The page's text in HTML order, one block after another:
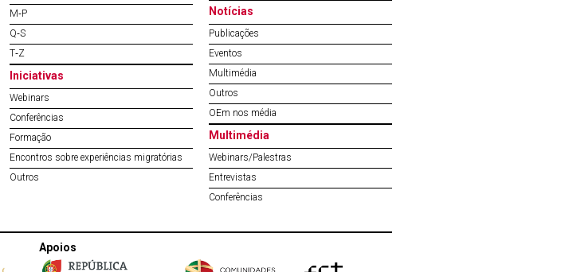
M‐P
Q‐S
T‐Z
Iniciativas
Webinars
Conferências
Formação
Encontros sobre experiências migratórias
Outros
Notícias
Publicações
Eventos
Multimédia
Outros
OEm nos média
Multimédia
Webinars/Palestras
Entrevistas
Conferências
Apoios